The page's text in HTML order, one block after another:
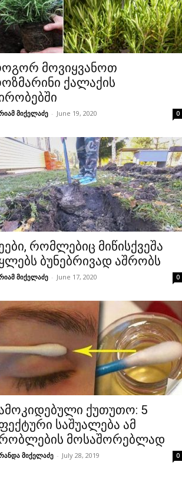
მოვიყვანოთ
ქალაქის
მიქელაძე - June 19, 2020 0
რომლებიც მიწისქვეშა
ბუნებრივად აშრობს
მიქელაძე - June 17, 2020 0
ქუთუთო: 5
საშუალება ამ
მოსაშორებლად
მიქელაძე - July 28, 2019 0